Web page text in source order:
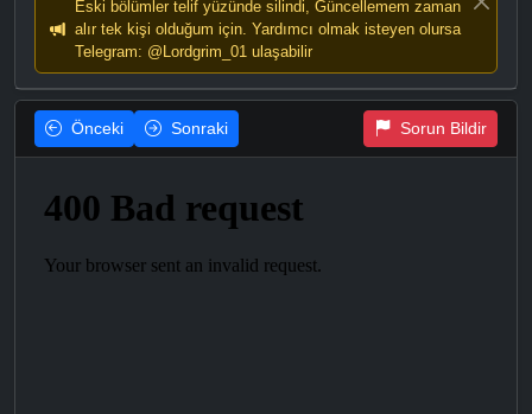
Eski bölümler telif yüzünde silindi, Güncellemem zaman
alır tek kişi olduğum için. Yardımcı olmak isteyen olursa
Telegram: @Lordgrim_01 ulaşabilir
Önceki Sonraki Sorun Bildir